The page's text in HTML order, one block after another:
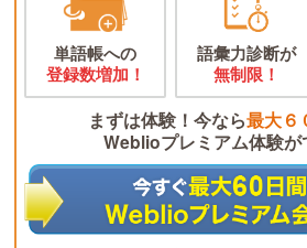
単語帳への
登録数増加！
語彙力診断が
無制限！
まずは体験！今なら最大６
Weblioプレミアム体験が